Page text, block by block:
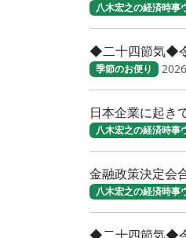
八木宏之の経済時事
◆二十四節気◆
季節のお便り
日本企業に起き
八木宏之の経済時事
金融政策決定会
八木宏之の経済時事